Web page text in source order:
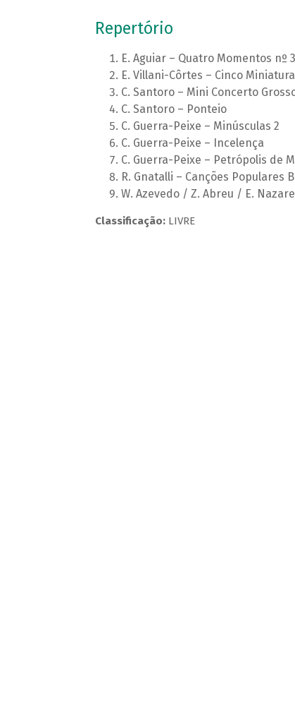
Repertório
E. Aguiar – Quatro Momentos nº
E. Villani-Côrtes – Cinco
C. Santoro – Mini Concerto
C. Santoro – Ponteio
C. Guerra-Peixe – Minúsculas 2
C. Guerra-Peixe – Incelença
C. Guerra-Peixe – Petrópolis de
R. Gnatalli – Canções Populares
W. Azevedo / Z. Abreu / E.
Classificação:LIVRE